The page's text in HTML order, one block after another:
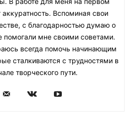
аккуратность. Вспоминая свои
с благодарностью думаю о
помогали мне своими советами.
всегда помочь начинающим
сталкиваются с трудностями в
творческого пути.